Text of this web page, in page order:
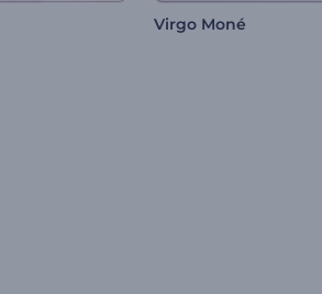
Virgo Moné